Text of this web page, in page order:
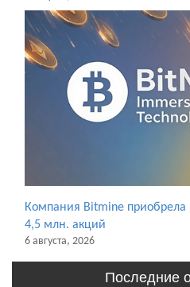
Компания Bitmine приобрела
4,5 млн. акций
6 августа, 2026
Последние